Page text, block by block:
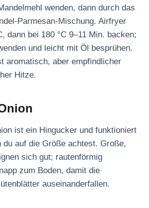
wenden, dann durch das
Parmesan-Mischung. Airfryer
dann bei 180 °C 9–11 Min. backen;
und leicht mit Öl besprühen.
aromatisch, aber empfindlicher
Hitze.
ist ein Hingucker und funktioniert
du auf die Größe achtest. Große,
sich gut; rautenförmig
zum Boden, damit die
auseinanderfallen.